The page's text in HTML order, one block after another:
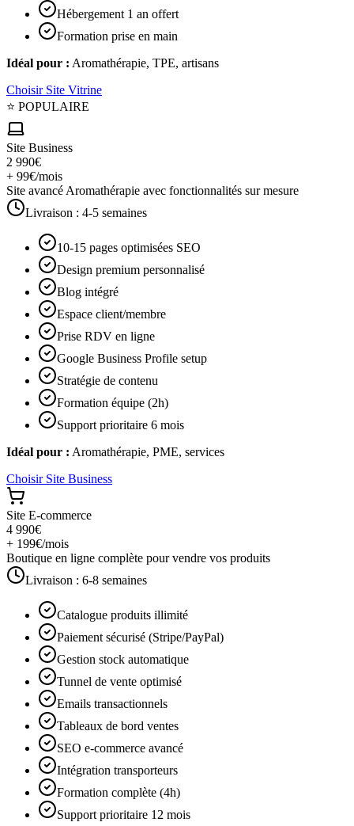
Hébergement 1 an offert
Formation prise en main
Idéal pour : Aromathérapie, TPE, artisans
Choisir Site Vitrine
⭐ POPULAIRE
Site Business
2 990€
+ 99€/mois
Site avancé Aromathérapie avec fonctionnalités sur mesure
Livraison : 4-5 semaines
10-15 pages optimisées SEO
Design premium personnalisé
Blog intégré
Espace client/membre
Prise RDV en ligne
Google Business Profile setup
Stratégie de contenu
Formation équipe (2h)
Support prioritaire 6 mois
Idéal pour : Aromathérapie, PME, services
Choisir Site Business
Site E-commerce
4 990€
+ 199€/mois
Boutique en ligne complète pour vendre vos produits
Livraison : 6-8 semaines
Catalogue produits illimité
Paiement sécurisé (Stripe/PayPal)
Gestion stock automatique
Tunnel de vente optimisé
Emails transactionnels
Tableaux de bord ventes
SEO e-commerce avancé
Intégration transporteurs
Formation complète (4h)
Support prioritaire 12 mois